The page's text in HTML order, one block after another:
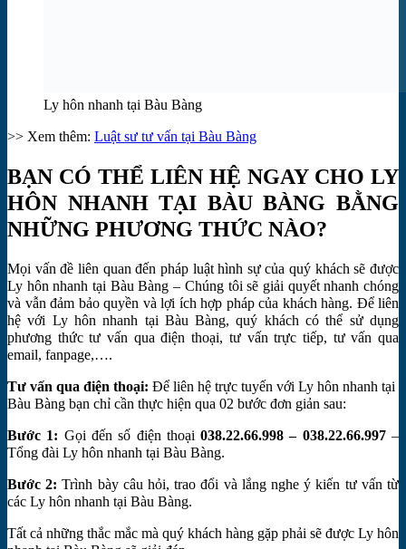
Ly hôn nhanh tại Bàu Bàng
>> Xem thêm: Luật sư tư vấn tại Bàu Bàng
BẠN CÓ THỂ LIÊN HỆ NGAY CHO LY
HÔN NHANH TẠI BÀU BÀNG BẰNG
NHỮNG PHƯƠNG THỨC NÀO?
Mọi vấn đề liên quan đến pháp luật hình sự của quý khách sẽ được
Ly hôn nhanh tại Bàu Bàng – Chúng tôi sẽ giải quyết nhanh chóng
và vẫn đảm bảo quyền và lợi ích hợp pháp của khách hàng. Để liên
hệ với Ly hôn nhanh tại Bàu Bàng, quý khách có thể sử dụng
phương thức tư vấn qua điện thoại, tư vấn trực tiếp, tư vấn qua
email, fanpage,….
Tư vấn qua điện thoại: Để liên hệ trực tuyến với Ly hôn nhanh tại
Bàu Bàng bạn chỉ cần thực hiện qua 02 bước đơn giản sau:
Bước 1: Gọi đến số điện thoại038.22.66.998 – 038.22.66.997–
Tổng đài Ly hôn nhanh tại Bàu Bàng.
Bước 2: Trình bày câu hỏi, trao đổi và lắng nghe ý kiến tư vấn từ
các Ly hôn nhanh tại Bàu Bàng.
Tất cả những thắc mắc mà quý khách hàng gặp phải sẽ được Ly hôn